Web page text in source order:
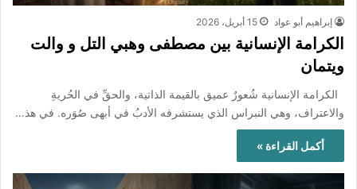
إبراهيم أبو عواد 15 أبريل، 2026
الكرامة الإنسانية بين مصطفى وهبي التل و والت
ويتمان
الكرامة الإنسانية شُعورٌ عميق بالقيمة الذاتية، والحقِّ في الحُريةِ
والاعتراف، وهي النبراس الذي يستشرفه الأدبُ في أبهى صُوَره. في هذ…
أكمل القراءة »